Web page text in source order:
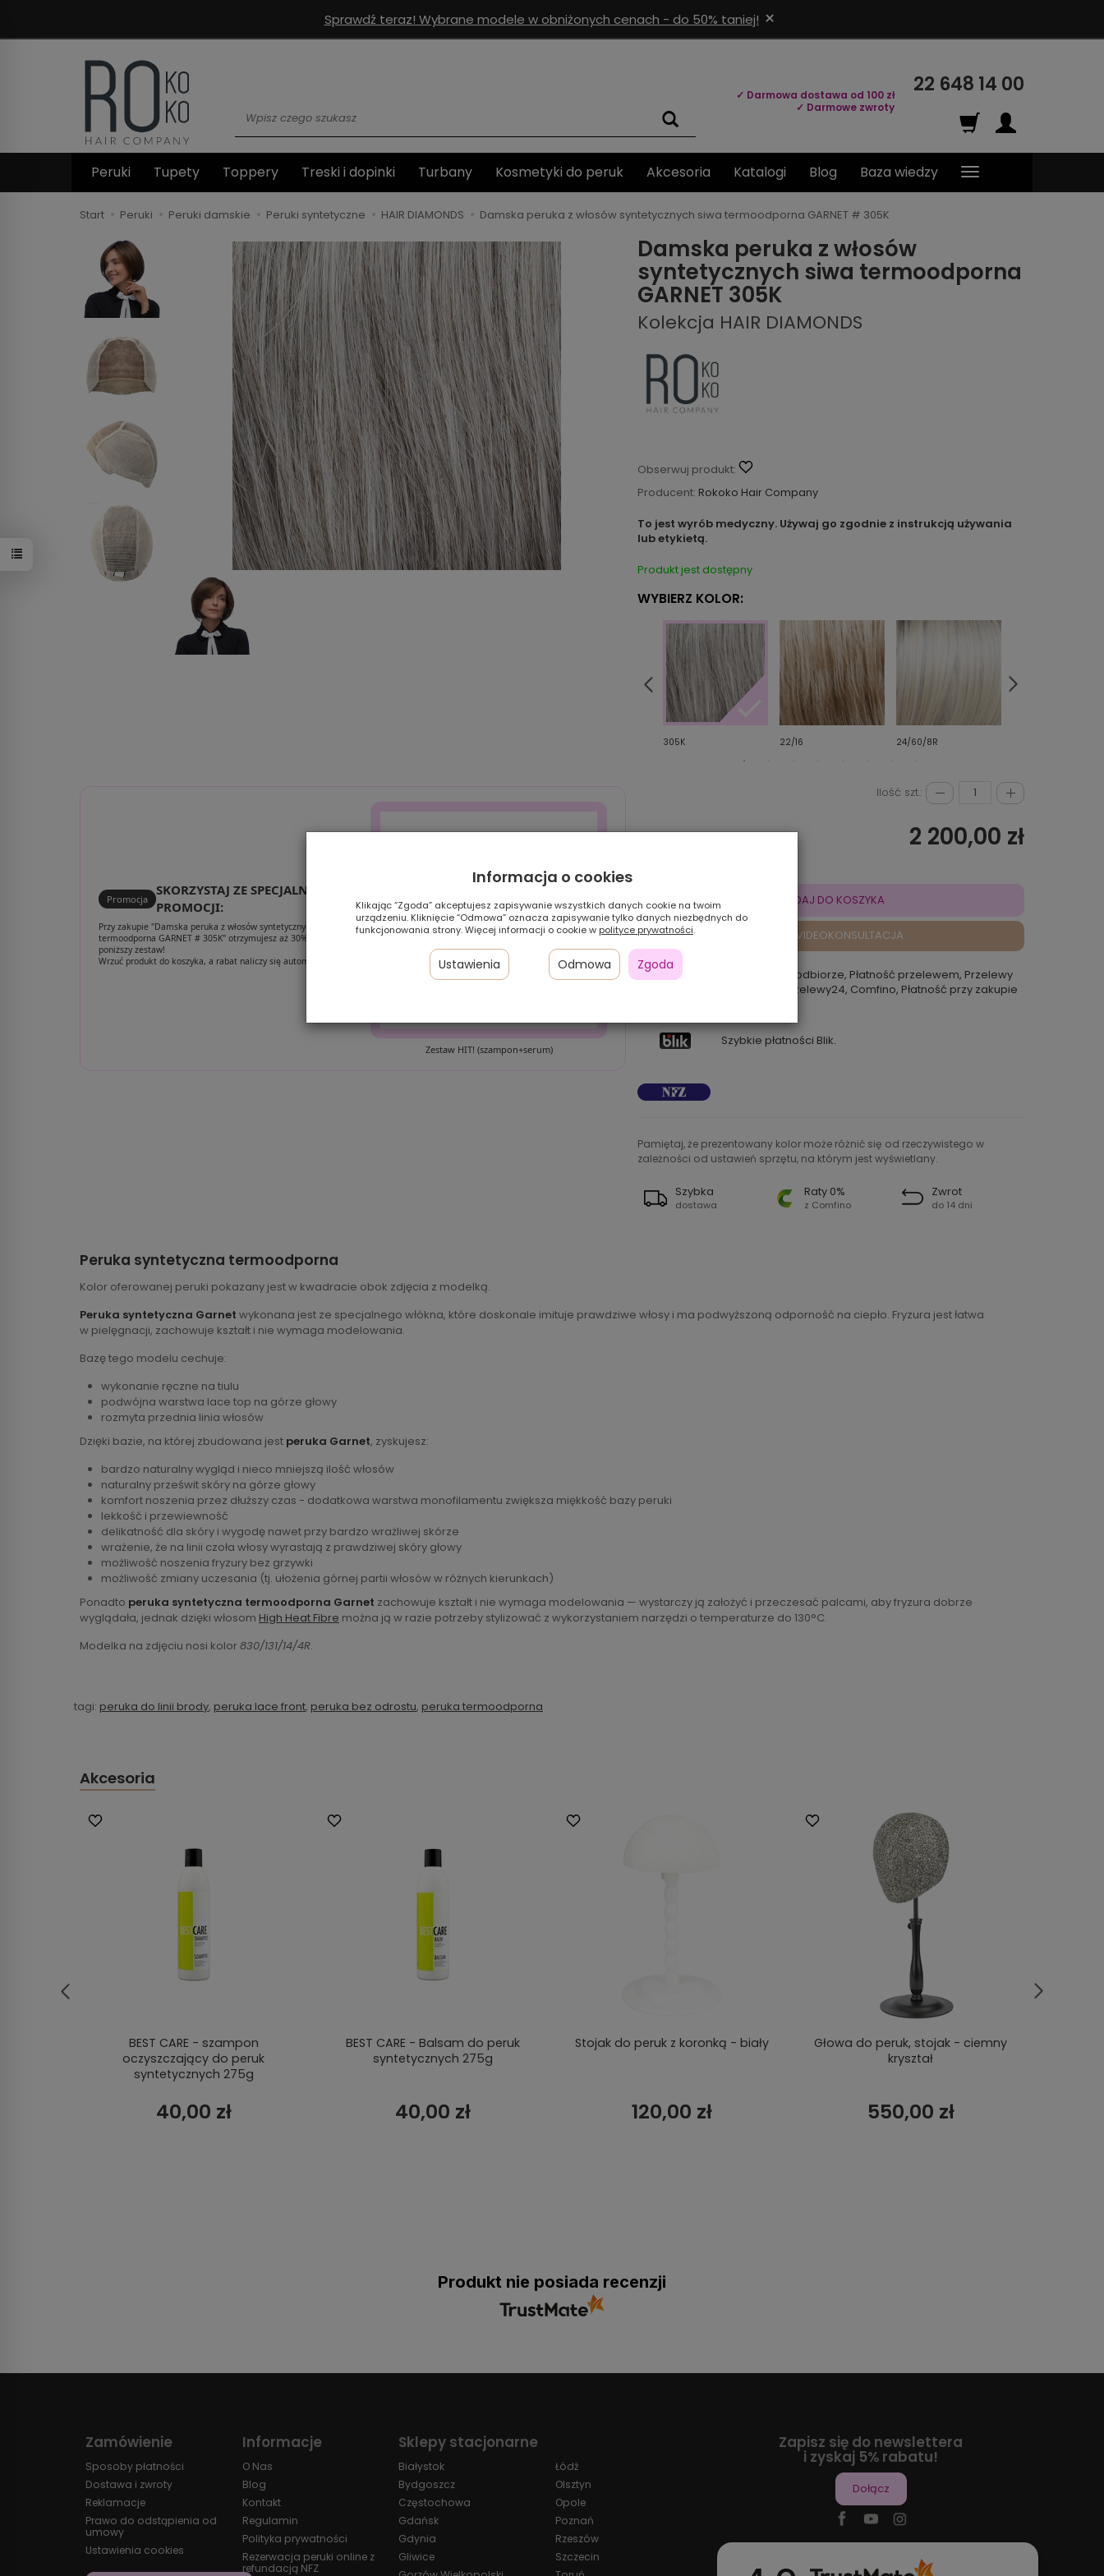
Sprawdź teraz! Wybrane modele w obniżonych cenach - do 50% taniej! ×
✓ Darmowa dostawa od 100 zł
✓ Darmowe zwroty
22 648 14 00
Peruki Tupety Toppery Treski i dopinki Turbany Kosmetyki do peruk Akcesoria Katalogi Blog Baza wiedzy
Start Peruki Peruki damskie Peruki syntetyczne HAIR DIAMONDS Damska peruka z włosów syntetycznych siwa termoodporna GARNET # 305K
Promocja
SKORZYSTAJ ZE SPECJALNEJ
PROMOCJI:
Przy zakupie "Damska peruka z włosów syntetycznych siwa
termoodporna GARNET # 305K" otrzymujesz aż 30% rabatu na
poniższy zestaw!
Wrzuć produkt do koszyka, a rabat naliczy się automatycznie.
Zestaw HIT! (szampon+serum)
Damska peruka z włosów
syntetycznych siwa termoodporna
GARNET 305K
Kolekcja HAIR DIAMONDS
Obserwuj produkt:
Producent: Rokoko Hair Company
To jest wyrób medyczny. Używaj go zgodnie z instrukcją używania
lub etykietą.
Produkt jest dostępny
WYBIERZ KOLOR:
305K 22/16 24/60/8R
Ilość szt.:
2 200,00 zł
DODAJ DO KOSZYKA
VIDEOKONSULTACJA
Płatność przy odbiorze, Płatność przelewem, Przelewy
24 Rokoko, Przelewy24, Comfino, Płatność przy zakupie
Szybkie płatności Blik.
Pamiętaj, że prezentowany kolor może różnić się od rzeczywistego w
zależności od ustawień sprzętu, na którym jest wyświetlany.
Szybka
dostawa
Raty 0%
z Comfino
Zwrot
do 14 dni
Peruka syntetyczna termoodporna
Kolor oferowanej peruki pokazany jest w kwadracie obok zdjęcia z modelką.
Peruka syntetyczna Garnet wykonana jest ze specjalnego włókna, które doskonale imituje prawdziwe włosy i ma podwyższoną odporność na ciepło. Fryzura jest łatwa
w pielęgnacji, zachowuje kształt i nie wymaga modelowania.
Bazę tego modelu cechuje:
wykonanie ręczne na tiulu
podwójna warstwa lace top na górze głowy
rozmyta przednia linia włosów
Dzięki bazie, na której zbudowana jest peruka Garnet, zyskujesz:
bardzo naturalny wygląd i nieco mniejszą ilość włosów
naturalny prześwit skóry na górze głowy
komfort noszenia przez dłuższy czas - dodatkowa warstwa monofilamentu zwiększa miękkość bazy peruki
lekkość i przewiewność
delikatność dla skóry i wygodę nawet przy bardzo wrażliwej skórze
wrażenie, że na linii czoła włosy wyrastają z prawdziwej skóry głowy
możliwość noszenia fryzury bez grzywki
możliwość zmiany uczesania (tj. ułożenia górnej partii włosów w różnych kierunkach)
Ponadto peruka syntetyczna termoodporna Garnet zachowuje kształt i nie wymaga modelowania — wystarczy ją założyć i przeczesać palcami, aby fryzura dobrze
wyglądała, jednak dzięki włosom High Heat Fibre można ją w razie potrzeby stylizować z wykorzystaniem narzędzi o temperaturze do 130°C.
Modelka na zdjęciu nosi kolor 830/131/14/4R.
tagi: peruka do linii brody, peruka lace front, peruka bez odrostu, peruka termoodporna
Akcesoria
BEST CARE - szampon
oczyszczający do peruk
syntetycznych 275g
40,00 zł
BEST CARE - Balsam do peruk
syntetycznych 275g
40,00 zł
Stojak do peruk z koronką - biały
120,00 zł
Głowa do peruk, stojak - ciemny
kryształ
550,00 zł
Produkt nie posiada recenzji
Zamówienie
Sposoby płatności
Dostawa i zwroty
Reklamacje
Prawo do odstąpienia od
umowy
Ustawienia cookies
Informacje
O Nas
Blog
Kontakt
Regulamin
Polityka prywatności
Rezerwacja peruki online z
refundacją NFZ
Sklepy stacjonarne
Białystok
Bydgoszcz
Częstochowa
Gdańsk
Gdynia
Gliwice
Łódź
Olsztyn
Opole
Poznań
Rzeszów
Szczecin
Zapisz się do newslettera
i zyskaj 5% rabatu!
Dołącz
Informacja o cookies
Klikając “Zgoda” akceptujesz zapisywanie wszystkich danych cookie na twoim
urządzeniu. Kliknięcie “Odmowa” oznacza zapisywanie tylko danych niezbędnych do
funkcjonowania strony. Więcej informacji o cookie w polityce prywatności.
Ustawienia Odmowa Zgoda